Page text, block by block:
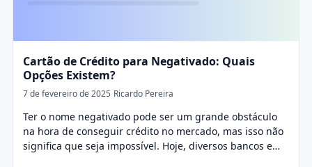
Cartão de Crédito para Negativado: Quais
Opções Existem?
7 de fevereiro de 2025 Ricardo Pereira
Ter o nome negativado pode ser um grande obstáculo
na hora de conseguir crédito no mercado, mas isso não
significa que seja impossível. Hoje, diversos bancos e